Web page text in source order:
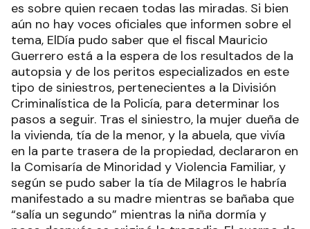
es sobre quien recaen todas las miradas. Si bien
aún no hay voces oficiales que informen sobre el
tema, ElDía pudo saber que el fiscal Mauricio
Guerrero está a la espera de los resultados de la
autopsia y de los peritos especializados en este
tipo de siniestros, pertenecientes a la División
Criminalística de la Policía, para determinar los
pasos a seguir. Tras el siniestro, la mujer dueña de
la vivienda, tía de la menor, y la abuela, que vivía
en la parte trasera de la propiedad, declararon en
la Comisaría de Minoridad y Violencia Familiar, y
según se pudo saber la tía de Milagros le habría
manifestado a su madre mientras se bañaba que
“salía un segundo” mientras la niña dormía y